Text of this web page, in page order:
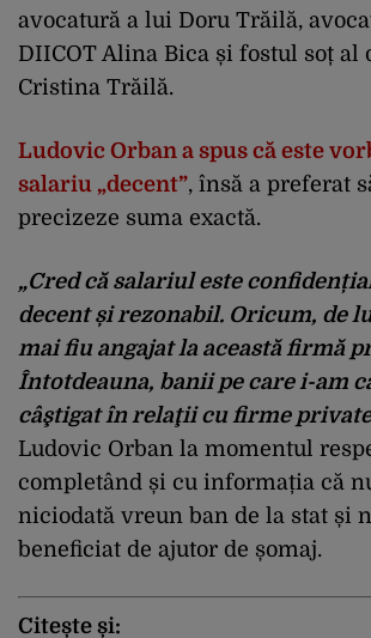
avocatură a lui Doru Trăilă,
DIICOT Alina Bica și fostul soț al
Cristina Trăilă.
Ludovic Orban a spus că este
salariu „decent”, însă a preferat
precizeze suma exactă.
„Cred că salariul este
decent și rezonabil. Oricum, de
mai fiu angajat la această firmă
Întotdeauna, banii pe care i-am
câştigat în relaţii cu firme
Ludovic Orban la momentul
completând și cu informația că
niciodată vreun ban de la stat și
beneficiat de ajutor de șomaj.
Citește și: